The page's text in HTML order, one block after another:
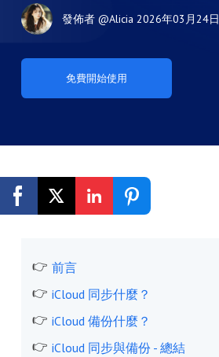
免費開始使用
發佈者 @Alicia 2026年03月24日
前言
iCloud 同步什麼？
iCloud 備份什麼？
iCloud 同步與備份 - 總結